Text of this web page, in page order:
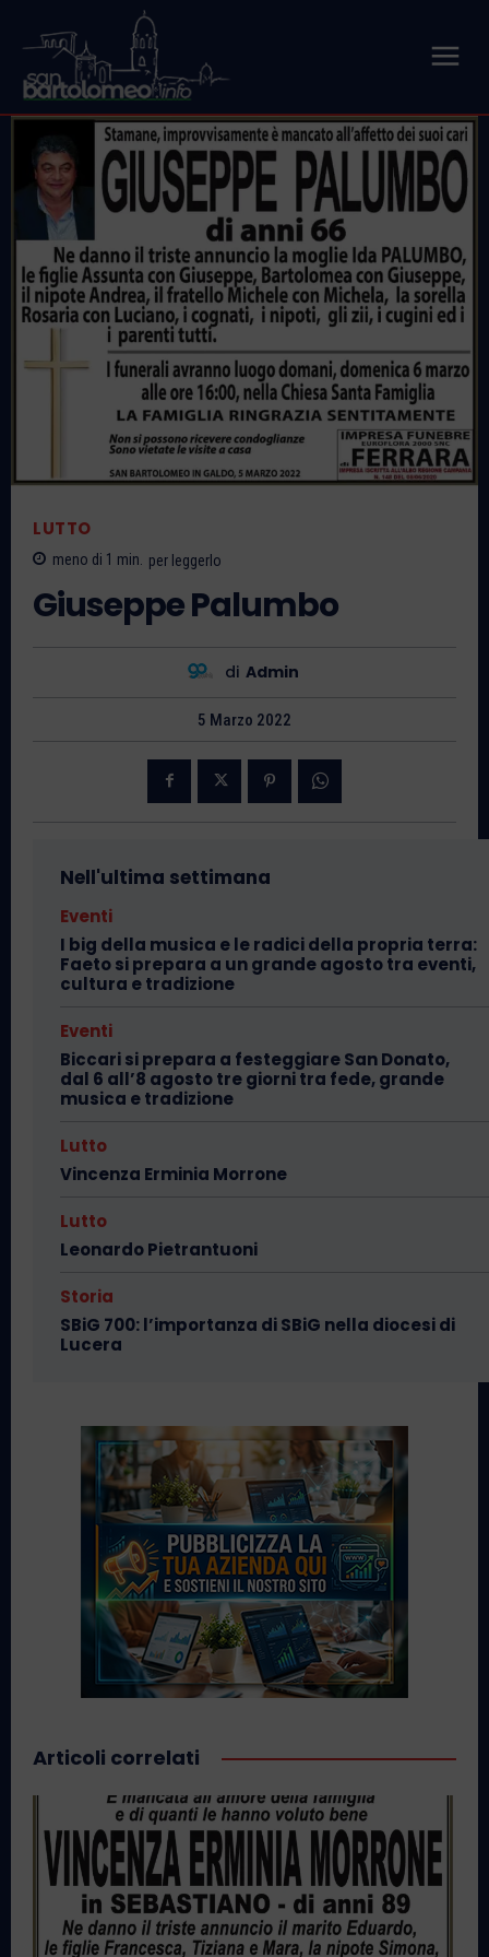
LUTTO
meno di 1 min. per leggerlo
Giuseppe Palumbo
di Admin
5 Marzo 2022
Nell'ultima settimana
Eventi
I big della musica e le radici della propria terra:
Faeto si prepara a un grande agosto tra eventi,
cultura e tradizione
Eventi
Biccari si prepara a festeggiare San Donato,
dal 6 all’8 agosto tre giorni tra fede, grande
musica e tradizione
Lutto
Vincenza Erminia Morrone
Lutto
Leonardo Pietrantuoni
Storia
SBiG 700: l’importanza di SBiG nella diocesi di
Lucera
Articoli correlati